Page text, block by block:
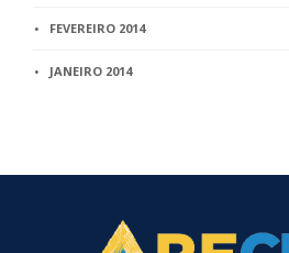
FEVEREIRO 2014
JANEIRO 2014